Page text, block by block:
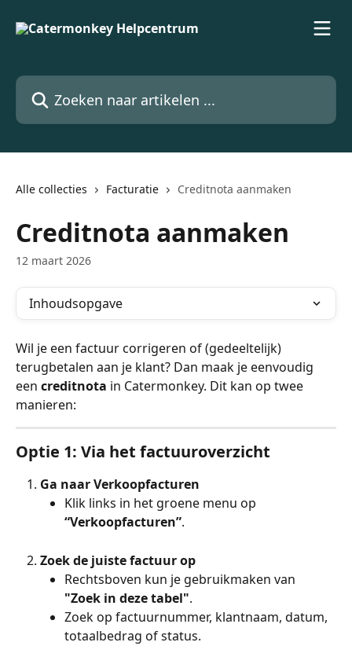
Zoeken naar artikelen ...
Alle collecties Facturatie Creditnota aanmaken
Creditnota aanmaken
12 maart 2026
Inhoudsopgave
Wil je een factuur corrigeren of (gedeeltelijk)
terugbetalen aan je klant? Dan maak je eenvoudig
een creditnota in Catermonkey. Dit kan op twee
manieren:
Optie 1: Via het factuuroverzicht
Ga naar Verkoopfacturen
Klik links in het groene menu op
“Verkoopfacturen”.
Zoek de juiste factuur op
Rechtsboven kun je gebruikmaken van
"Zoek in deze tabel".
Zoek op factuurnummer, klantnaam, datum,
totaalbedrag of status.